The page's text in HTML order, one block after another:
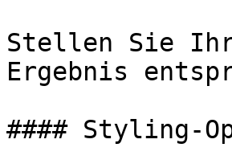
Stellen Sie
Ergebnis
#### Styling-